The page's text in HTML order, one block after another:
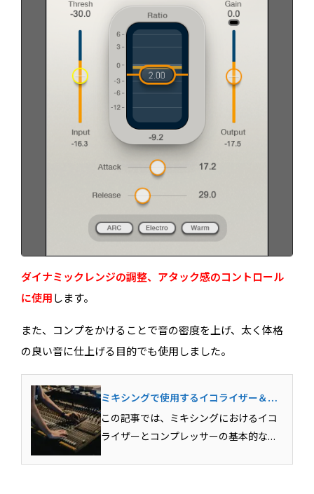
ダイナミックレンジの調整、アタック感のコントロール
に使用します。
また、コンプをかけることで音の密度を上げ、太く体格
の良い音に仕上げる目的でも使用しました。
ミキシングで使用するイコライザー＆コ
ンプレッサーの基本テクニック
この記事では、ミキシングにおけるイコ
ライザーとコンプレッサーの基本的な用